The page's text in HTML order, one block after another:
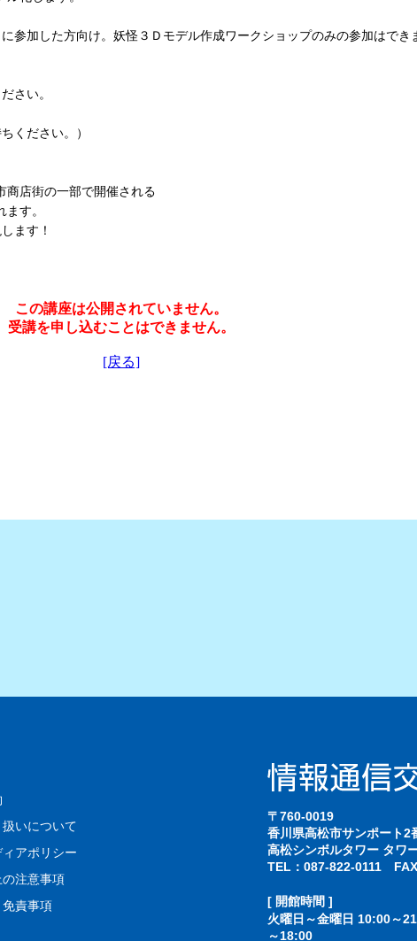
加した方向け。妖怪３Ｄモデル作成ワークショップのみの参加はでき
さい。
ください。）
商店街の一部で開催される
す。
ます！
いについて
アポリシー
注意事項
責事項
〒760-0019
香川県高松市サンポート2
高松シンボルタワー タワ
TEL：087-822-0111
[ 開館時間 ]
火曜日～金曜日 10:00～
～18:00